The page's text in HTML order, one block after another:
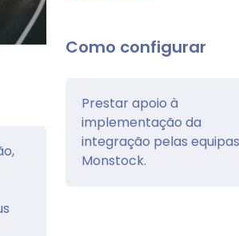
Como configurar
Prestar apoio à
implementação da
integração pelas
Monstock.